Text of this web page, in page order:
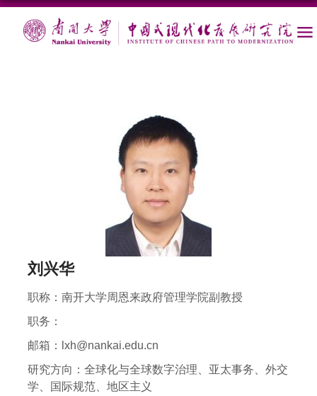
刘兴华
职称： 南开大学周恩来政府管理学院副教授
职务：
邮箱：
lxh@nankai.edu.cn
研究方向： 全球化与全球数字治理、亚太事务、外交
学、国际规范、地区主义